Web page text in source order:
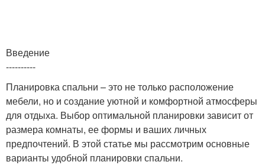
Введение
----------
Планировка спальни – это не только расположение
мебели, но и создание уютной и комфортной атмосферы
для отдыха. Выбор оптимальной планировки зависит от
размера комнаты, ее формы и ваших личных
предпочтений. В этой статье мы рассмотрим основные
варианты удобной планировки спальни.